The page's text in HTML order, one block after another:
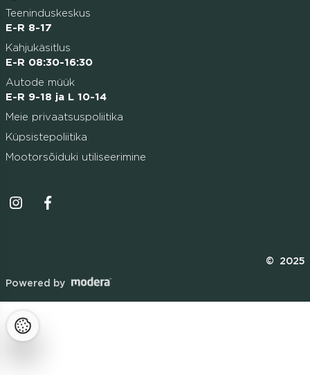
Teeninduskeskus
E-R 8-17
Kahjukäsitlus
E-R 08:30-16:30
Autode müük
E-R 9-18 ja L 10-14
Meie privaatsuspoliitika
Küpsistepoliitika
Mootorsõiduki utiliseerimine
Instagrammi ikoon
© 2025
Powered by